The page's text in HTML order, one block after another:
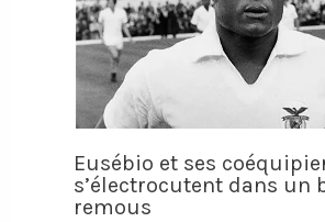
Eusébio et ses
s’électrocutent dans un
remous